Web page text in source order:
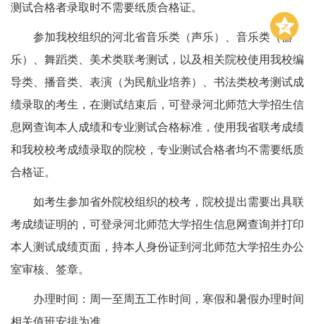
测试合格者录取时不需要纸质合格证。
参加我校组织的河北省音乐类（声乐）、音乐类（器
乐）、舞蹈类、美术类联考测试，以及相关院校使用我校编
导类、播音类、表演（为民航业培养）、书法类校考测试成
绩录取的考生，在测试结束后，可登录河北师范大学招生信
息网查询本人成绩和专业测试合格标准，使用我省联考成绩
和我校校考成绩录取的院校，专业测试合格者均不需要纸质
合格证。
如考生参加省外院校组织的校考，院校提出需要出具联
考成绩证明的，可登录河北师范大学招生信息网查询并打印
本人测试成绩页面，持本人身份证到河北师范大学招生办公
室审核、签章。
办理时间：周一至周五工作时间，寒假和暑假办理时间